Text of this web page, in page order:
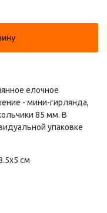
елочное
- мини-гирлянда,
85 мм. В
упаковке
см